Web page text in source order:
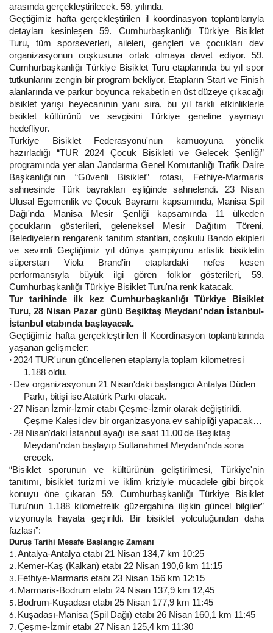
arasında gerçekleştirilecek. 59. yılında.
Geçtiğimiz hafta gerçekleştirilen il koordinasyon toplantılarıyla
detayları kesinleşen 59. Cumhurbaşkanlığı Türkiye Bisiklet
Turu, tüm sporseverleri, aileleri, gençleri ve çocukları dev
organizasyonun coşkusuna ortak olmaya davet ediyor. 59.
Cumhurbaşkanlığı Türkiye Bisiklet Turu etaplarında bu yıl spor
tutkunlarını zengin bir program bekliyor. Etapların Start ve Finish
alanlarında ve parkur boyunca rekabetin en üst düzeye çıkacağı
bisiklet yarışı heyecanının yanı sıra, bu yıl farklı etkinliklerle
bisiklet kültürünü ve sevgisini Türkiye geneline yaymayı
hedefliyor.
Türkiye Bisiklet Federasyonu'nun kamuoyuna yönelik
hazırladığı “TUR 2024 Çocuk Bisikleti ve Gelecek Şenliği”
programında yer alan Jandarma Genel Komutanlığı Trafik Daire
Başkanlığı'nın “Güvenli Bisiklet” rotası, Fethiye-Marmaris
sahnesinde Türk bayrakları eşliğinde sahnelendi. 23 Nisan
Ulusal Egemenlik ve Çocuk Bayramı kapsamında, Manisa Spil
Dağı'nda Manisa Mesir Şenliği kapsamında 11 ülkeden
çocukların gösterileri, geleneksel Mesir Dağıtım Töreni,
Belediyelerin rengarenk tanıtım stantları, coşkulu Bando ekipleri
ve sevimli Geçtiğimiz yıl dünya şampiyonu artistik bisikletin
süperstarı Viola Brand'in etaplardaki nefes kesen
performansıyla büyük ilgi gören folklor gösterileri, 59.
Cumhurbaşkanlığı Türkiye Bisiklet Turu'na renk katacak.
Tur tarihinde ilk kez Cumhurbaşkanlığı Türkiye Bisiklet
Turu, 28 Nisan Pazar günü Beşiktaş Meydanı'ndan İstanbul-
İstanbul etabında başlayacak.
Geçtiğimiz hafta gerçekleştirilen İl Koordinasyon toplantılarında
yaşanan gelişmeler:
· 2024 TUR'unun güncellenen etaplarıyla toplam kilometresi
1.188 oldu.
· Dev organizasyonun 21 Nisan'daki başlangıcı Antalya Düden
Parkı, bitişi ise Atatürk Parkı olacak.
· 27 Nisan İzmir-İzmir etabı Çeşme-İzmir olarak değiştirildi.
Çeşme Kalesi dev bir organizasyona ev sahipliği yapacak…
· 28 Nisan'daki İstanbul ayağı ise saat 11.00'de Beşiktaş
Meydanı'ndan başlayıp Sultanahmet Meydanı'nda sona
erecek.
“Bisiklet sporunun ve kültürünün geliştirilmesi, Türkiye'nin
tanıtımı, bisiklet turizmi ve iklim kriziyle mücadele gibi birçok
konuyu öne çıkaran 59. Cumhurbaşkanlığı Türkiye Bisiklet
Turu'nun 1.188 kilometrelik güzergahına ilişkin güncel bilgiler”
vizyonuyla hayata geçirildi. Bir bisiklet yolculuğundan daha
fazlası”:
Duruş Tarihi Mesafe Başlangıç ​​Zamanı
1. Antalya-Antalya etabı 21 Nisan 134,7 km 10:25
2. Kemer-Kaş (Kalkan) etabı 22 Nisan 190,6 km 11:15
3. Fethiye-Marmaris etabı 23 Nisan 156 km 12:15
4. Marmaris-Bodrum etabı 24 Nisan 137,9 km 12,45
5. Bodrum-Kuşadası etabı 25 Nisan 177,9 km 11:45
6. Kuşadası-Manisa (Spil Dağı) etabı 26 Nisan 160,1 km 11:45
7. Çeşme-İzmir etabı 27 Nisan 125,4 km 11:30